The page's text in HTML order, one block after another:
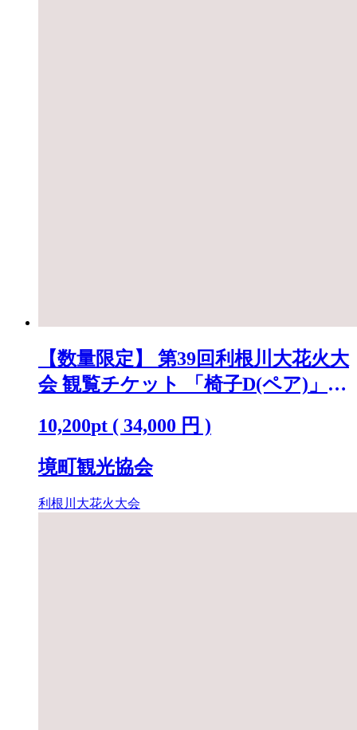
【数量限定】 第39回利根川大花火大
会 観覧チケット 「椅子D(ペア)」
10,200pt ( 34,000 円 )
境町観光協会
利根川大花火大会